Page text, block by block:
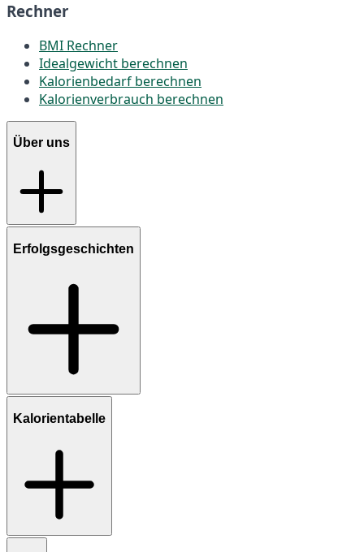
Rechner
BMI Rechner
Idealgewicht berechnen
Kalorienbedarf berechnen
Kalorienverbrauch berechnen
Über uns
Erfolgsgeschichten
Kalorientabelle